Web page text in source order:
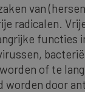
van
radicalen.
functies
of te
worden door